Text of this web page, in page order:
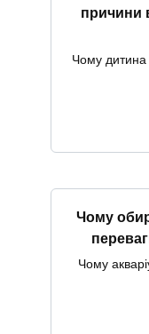
причини
Чому дитина
Чому
Чому